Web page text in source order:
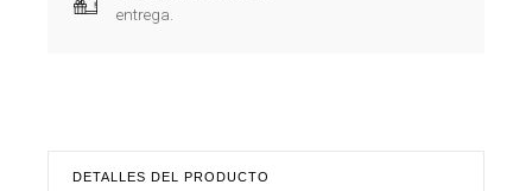
entrega.
DETALLES DEL PRODUCTO